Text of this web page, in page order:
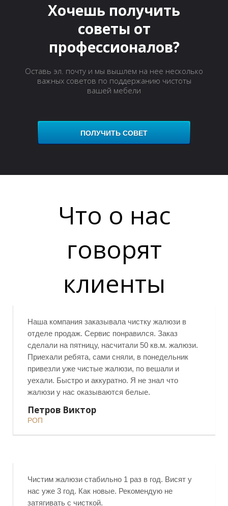
Хочешь получить
советы от
профессионалов?
Оставь эл. почту и мы вышлем на нее несколько
важных советов по поддержанию чистоты
вашей мебели
ПОЛУЧИТЬ СОВЕТ
Что о нас
говорят
клиенты
Наша компания заказывала чистку жалюзи в
отделе продаж. Сервис понравился. Заказ
сделали на пятницу, насчитали 50 кв.м. жалюзи.
Приехали ребята, сами сняли, в понедельник
привезли уже чистые жалюзи, по вешали и
уехали. Быстро и аккуратно. Я не знал что
жалюзи у нас оказываются белые.
Петров Виктор
РОП
Чистим жалюзи стабильно 1 раз в год. Висят у
нас уже 3 год. Как новые. Рекомендую не
затягивать с чисткой.
О
Р